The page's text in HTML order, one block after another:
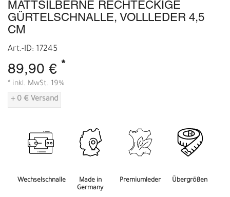
MATTSILBERNE RECHTECKIGE
GÜRTELSCHNALLE, VOLLLEDER 4,5
CM
Art.-ID: 17245
89,90 € *
* inkl. MwSt. 19%
+ 0 € Versand
Wechselschnalle
Made in
Germany
Premiumleder Übergrößen